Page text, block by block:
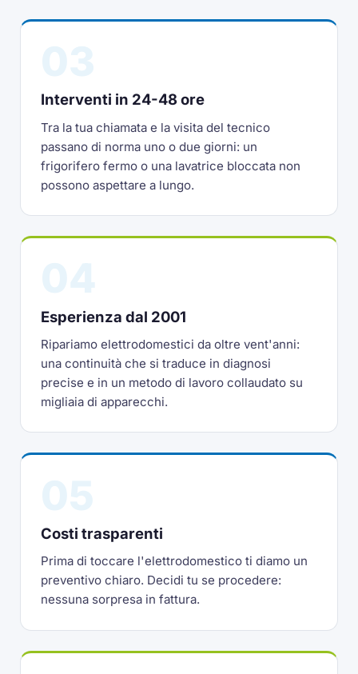
Interventi in 24-48 ore
Tra la tua chiamata e la visita del tecnico
passano di norma uno o due giorni: un
frigorifero fermo o una lavatrice bloccata non
possono aspettare a lungo.
Esperienza dal 2001
Ripariamo elettrodomestici da oltre vent'anni:
una continuità che si traduce in diagnosi
precise e in un metodo di lavoro collaudato su
migliaia di apparecchi.
Costi trasparenti
Prima di toccare l'elettrodomestico ti diamo un
preventivo chiaro. Decidi tu se procedere:
nessuna sorpresa in fattura.